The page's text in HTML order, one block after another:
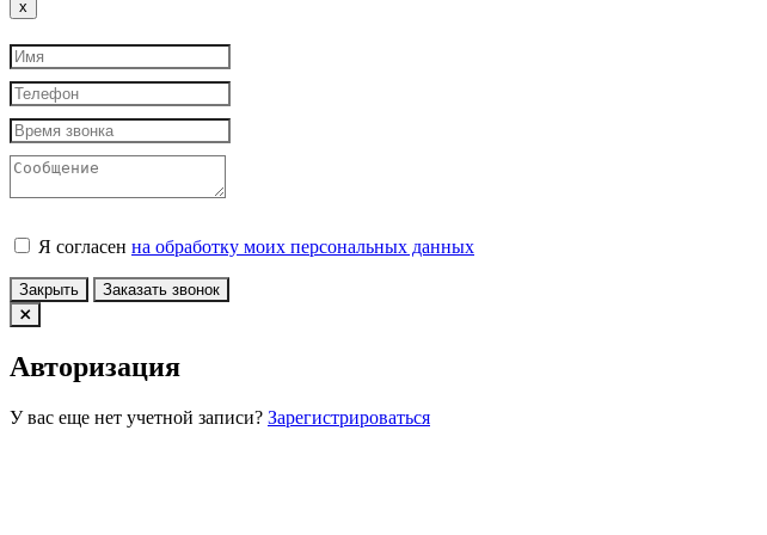
x
Я согласен на обработку моих персональных данных
Закрыть Заказать звонок
Авторизация
У вас еще нет учетной записи? Зарегистрироваться